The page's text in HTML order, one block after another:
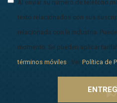
Al enviar su número de teléfono
texto relacionados con sus
relacionada con la industria.
momento. Se pueden aplicar
términos móviles . Ver Política de